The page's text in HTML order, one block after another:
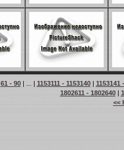
61 - 90| ... | 1153111 - 1153140| 1153141
1802611 - 1802640|
<<